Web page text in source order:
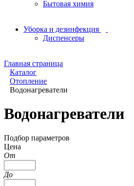
Бытовая химия
Уборка и дезинфекция
Диспенсеры
Главная страница
Каталог
Отопление
Водонагреватели
Водонагреватели
Подбор параметров
Цена
От
До